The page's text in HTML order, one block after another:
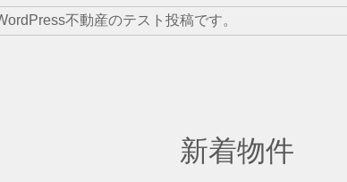
不動産のテスト投稿です。
新着物件